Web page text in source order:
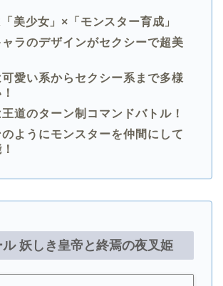
美少女」×「モンスター育成」
ラのデザインがセクシーで超美
愛い系からセクシー系まで多様
道のターン制コマンドバトル！
ようにモンスターを仲間にして
ル 妖しき皇帝と終焉の夜叉姫